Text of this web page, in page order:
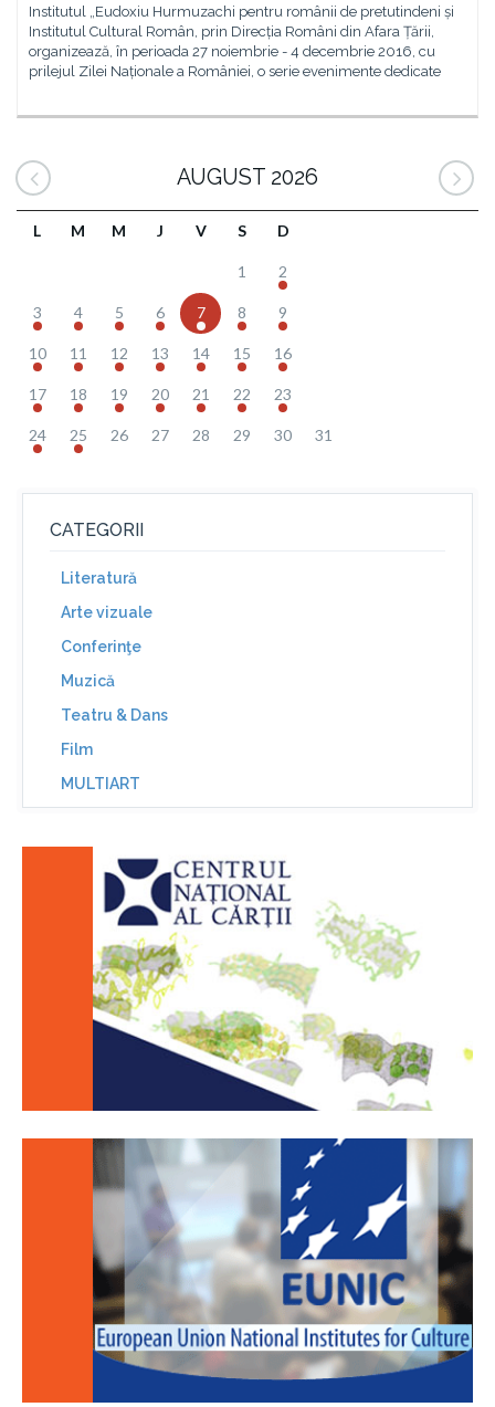
Institutul „Eudoxiu Hurmuzachi pentru românii de pretutindeni și
Institutul Cultural Român, prin Direcția Români din Afara Țării,
organizează, în perioada 27 noiembrie - 4 decembrie 2016, cu
prilejul Zilei Naționale a României, o serie evenimente dedicate
AUGUST 2026
L M M J V S D
1 2
3 4 5 6 7 8 9
10 11 12 13 14 15 16
17 18 19 20 21 22 23
24 25 26 27 28 29 30 31
CATEGORII
Literatură
Arte vizuale
Conferinţe
Muzică
Teatru & Dans
Film
MULTIART